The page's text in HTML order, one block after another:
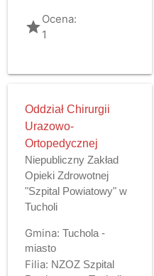
gradeOcena:
1
Oddział Chirurgii
Urazowo-
Ortopedycznej
Niepubliczny Zakład
Opieki Zdrowotnej
"Szpital Powiatowy" w
Tucholi
Gmina: Tuchola -
miasto
Filia: NZOZ Szpital